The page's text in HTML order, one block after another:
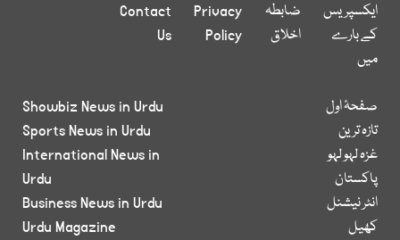
ایکسپریس
کے بارے
میں
ضابطہ
اخلاق
Privacy
Policy
Contact
Us
صفحۂ اول
تازہ ترین
غزہ لہو لہو
پاکستان
انٹر نیشنل
کھیل
Showbiz News in Urdu
Sports News in Urdu
International News in
Urdu
Business News in Urdu
Urdu Magazine